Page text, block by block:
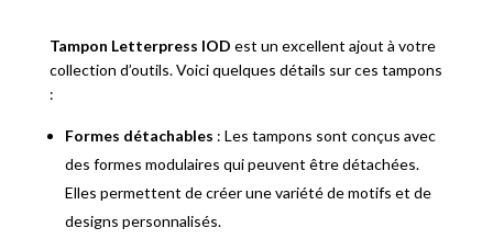
Tampon Letterpress IOD est un excellent ajout à votre
collection d’outils. Voici quelques détails sur ces tampons
:
Formes détachables : Les tampons sont conçus avec
des formes modulaires qui peuvent être détachées.
Elles permettent de créer une variété de motifs et de
designs personnalisés.